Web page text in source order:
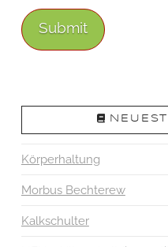
Körperhaltung
Morbus Bechterew
Kalkschulter